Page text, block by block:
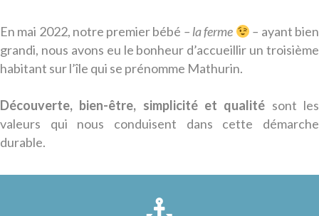
En mai 2022, notre premier bébé – la ferme – ayant bien
grandi, nous avons eu le bonheur d’accueillir un troisième
habitant sur l’île qui se prénomme Mathurin.
Découverte, bien-être, simplicité et qualité sont les
valeurs qui nous conduisent dans cette démarche
durable.